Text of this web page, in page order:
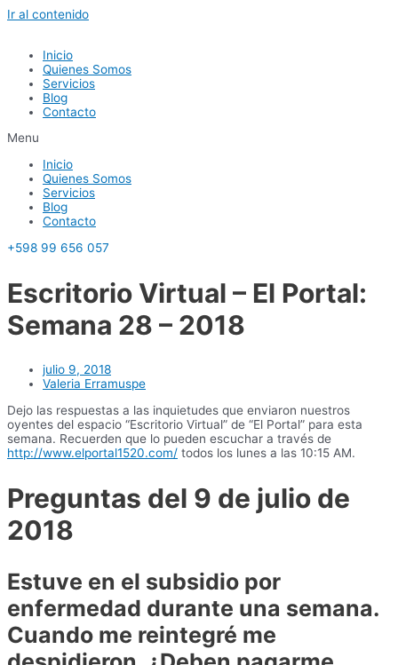
Ir al contenido
Inicio
Quienes Somos
Servicios
Blog
Contacto
Menu
Inicio
Quienes Somos
Servicios
Blog
Contacto
+598 99 656 057
Escritorio Virtual – El Portal:
Semana 28 – 2018
julio 9, 2018
Valeria Erramuspe
Dejo las respuestas a las inquietudes que enviaron nuestros
oyentes del espacio “Escritorio Virtual” de “El Portal” para esta
semana. Recuerden que lo pueden escuchar a través de
http://www.elportal1520.com/ todos los lunes a las 10:15 AM.
Preguntas del 9 de julio de
2018
Estuve en el subsidio por
enfermedad durante una semana.
Cuando me reintegré me